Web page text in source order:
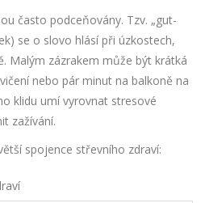
často podceňovány. Tzv. „gut-
se o slovo hlásí při úzkostech,
Malým zázrakem může být krátká
nebo pár minut na balkoně na
klidu umí vyrovnat stresové
zažívání.
spojence střevního zdraví: